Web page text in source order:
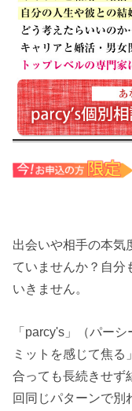
出会いや相手の本気
ていませんか？自分
いきません。
「parcy's」（パー
ミットを感じて焦る
合っても長続きせず
回同じパターンで別